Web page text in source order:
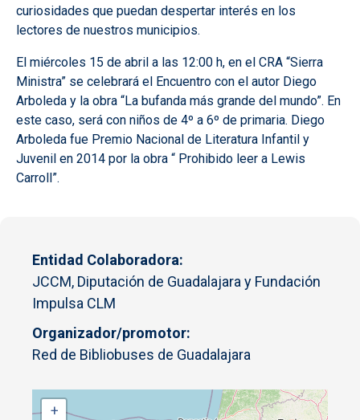
curiosidades que puedan despertar interés en los
lectores de nuestros municipios.
El miércoles 15 de abril a las 12:00 h, en el CRA “Sierra
Ministra” se celebrará el Encuentro con el autor Diego
Arboleda y la obra “La bufanda más grande del mundo”. En
este caso, será con niños de 4º a 6º de primaria. Diego
Arboleda fue Premio Nacional de Literatura Infantil y
Juvenil en 2014 por la obra “ Prohibido leer a Lewis
Carroll”.
Entidad Colaboradora
JCCM, Diputación de Guadalajara y Fundación
Impulsa CLM
Organizador/promotor
Red de Bibliobuses de Guadalajara
+